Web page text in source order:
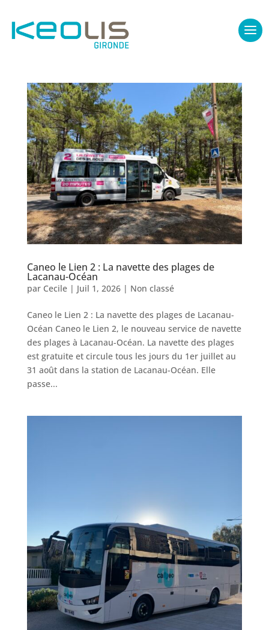
Caneo le Lien 2 : La navette des plages de
Lacanau-Océan
par Cecile| Juil 1, 2026| Non classé
Caneo le Lien 2 : La navette des plages de Lacanau-
Océan Caneo le Lien 2, le nouveau service de navette
des plages à Lacanau-Océan. La navette des plages
est gratuite et circule tous les jours du 1er juillet au
31 août dans la station de Lacanau-Océan. Elle
passe...